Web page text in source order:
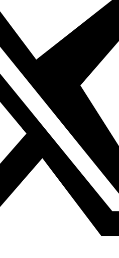
de los jóvenes árabes
de la región es más
de la democracia.
implica una negación de la
causa la proliferación
aprovechó la ola de la
para controlar a las
político aprovecharon las
Árabe para llegar al poder
tarde caer por la presión
se beneficiaron del
en esos dos
y ejercer presión sobre las
de culto como de